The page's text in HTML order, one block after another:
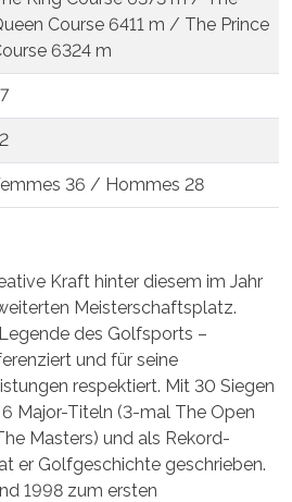
Course 6411 m / The Prince
6324 m
36 / Hommes 28
Kraft hinter diesem im Jahr
Meisterschaftsplatz.
des Golfsports –
und für seine
respektiert. Mit 30 Siegen
Major-Titeln (3-mal The Open
Masters) und als Rekord-
er Golfgeschichte geschrieben.
1998 zum ersten